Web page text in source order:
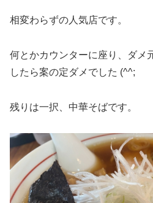
相変わらずの人気店です。
何とかカウンターに座り、ダメ
したら案の定ダメでした (^^;
残りは一択、中華そばです。